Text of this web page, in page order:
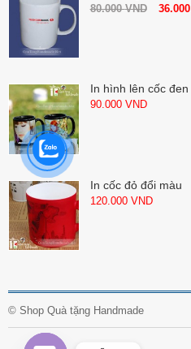
80.000VND 36.000
In hình lên cốc đen
90.000 VND
In cốc đỏ đổi màu
120.000 VND
© Shop Quà tặng Handmade